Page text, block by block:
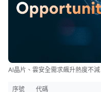
AI晶片、雲安全需求飆升熱度不
序號 代碼